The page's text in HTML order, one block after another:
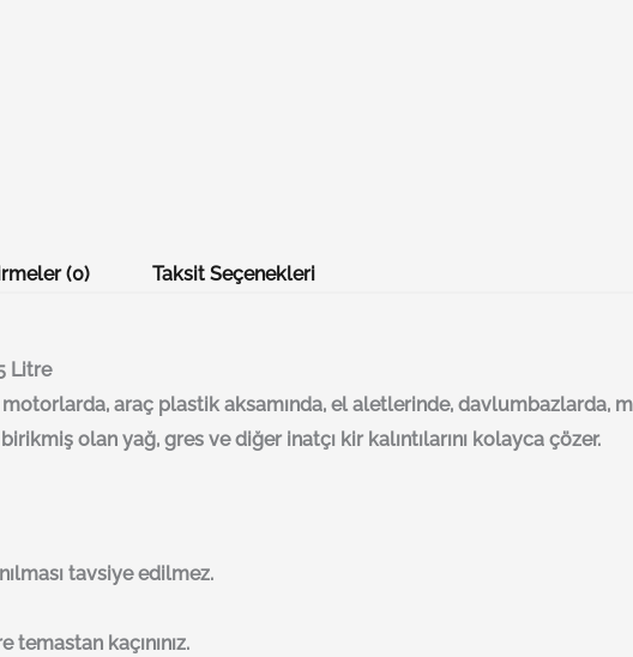
(0) Taksit Seçenekleri
Litre
araç plastik aksamında, el aletlerinde, davlumbazlarda,
olan yağ, gres ve diğer inatçı kir kalıntılarını kolayca çözer.
tavsiye edilmez.
kaçınınız.